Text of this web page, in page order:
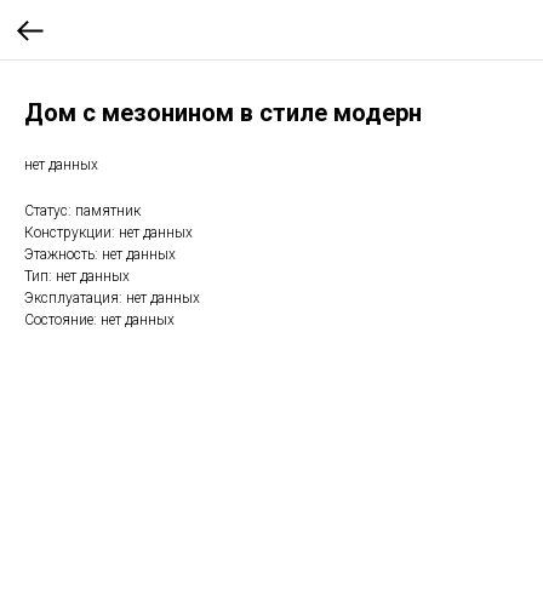
Дом с мезонином в стиле модерн
нет данных
Статус: памятник
Конструкции: нет данных
Этажность: нет данных
Тип: нет данных
Эксплуатация: нет данных
Состояние: нет данных